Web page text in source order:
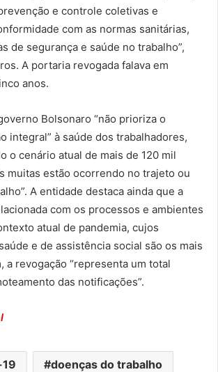
e controle coletivas e
com as normas sanitárias,
de segurança e saúde no trabalho”,
A portaria revogada falava em
anos.
Bolsonaro “não prioriza o
integral” à saúde dos trabalhadores,
o cenário atual de mais de 120 mil
muitas estão ocorrendo no trajeto ou
A entidade destaca ainda que a
com os processos e ambientes
atual de pandemia, cujos
e de assistência social são os mais
a revogação “representa um total
das notificações”.
doenças do trabalho